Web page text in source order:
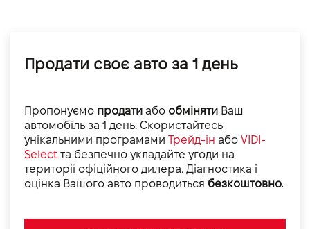
Продати своє авто за 1 день
Пропонуємо продати або обміняти Ваш
автомобіль за 1 день. Скористайтесь
унікальними програмами Трейд-ін або VIDI-
Select та безпечно укладайте угоди на
території офіційного дилера. Діагностика і
оцінка Вашого авто проводиться безкоштовно.